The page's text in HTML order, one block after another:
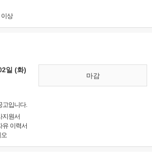
이상
일 (화)
마감
고입니다.
지원서
유 이력서